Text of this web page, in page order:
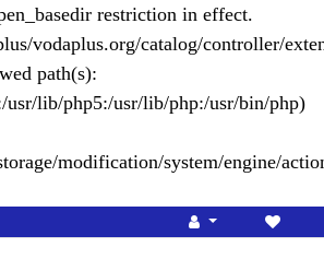
restriction in effect.
vodaplus.org/catalog/controller/
path(s):
lib/php5:/usr/lib/php:/usr/bin/php)
modification/system/engine/